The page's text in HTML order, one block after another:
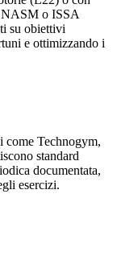
o ISSA
su obiettivi
e ottimizzando i
come Technogym,
standard
documentata,
esercizi.